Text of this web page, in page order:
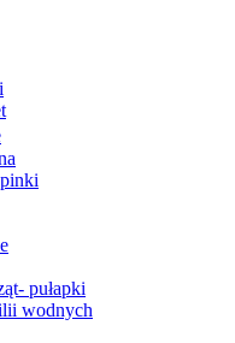
pułapki
wodnych